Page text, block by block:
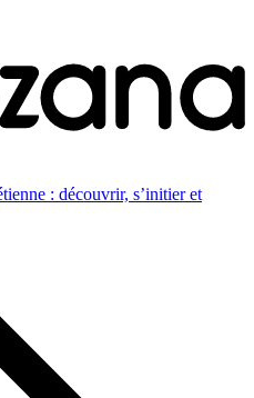
: découvrir, s’initier et